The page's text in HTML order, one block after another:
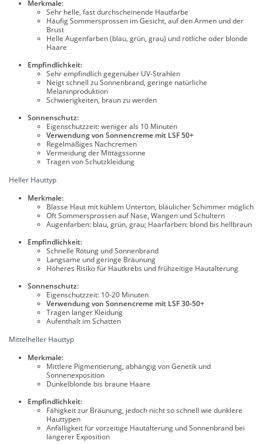
Merkmale:
Sehr helle, fast durchscheinende Hautfarbe
Häufig Sommersprossen im Gesicht, auf den Armen und der
Brust
Helle Augenfarben (blau, grün, grau) und rötliche oder blonde
Haare
Empfindlichkeit:
Sehr empfindlich gegenüber UV-Strahlen
Neigt schnell zu Sonnenbrand, geringe natürliche
Melaninproduktion
Schwierigkeiten, braun zu werden
Sonnenschutz:
Eigenschutzzeit: weniger als 10 Minuten
Verwendung von Sonnencreme mit LSF 50+
Regelmäßiges Nachcremen
Vermeidung der Mittagssonne
Tragen von Schutzkleidung
Heller Hauttyp
Merkmale:
Blasse Haut mit kühlem Unterton, bläulicher Schimmer möglich
Oft Sommersprossen auf Nase, Wangen und Schultern
Augenfarben: blau, grün, grau; Haarfarben: blond bis hellbraun
Empfindlichkeit:
Schnelle Rötung und Sonnenbrand
Langsame und geringe Bräunung
Höheres Risiko für Hautkrebs und frühzeitige Hautalterung
Sonnenschutz:
Eigenschutzzeit: 10-20 Minuten
Verwendung von Sonnencreme mit LSF 30-50+
Tragen langer Kleidung
Aufenthalt im Schatten
Mittelheller Hauttyp
Merkmale:
Mittlere Pigmentierung, abhängig von Genetik und
Sonnenexposition
Dunkelblonde bis braune Haare
Empfindlichkeit:
Fähigkeit zur Bräunung, jedoch nicht so schnell wie dunklere
Hauttypen
Anfälligkeit für vorzeitige Hautalterung und Sonnenbrand bei
längerer Exposition